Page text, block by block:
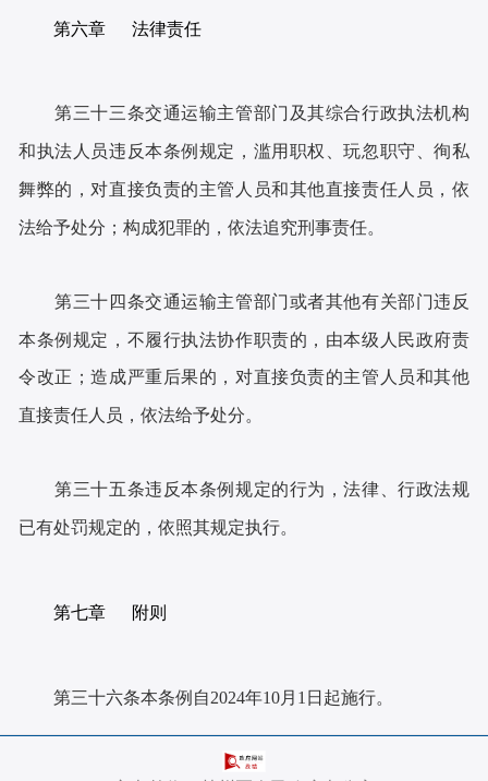
第六章 法律责任
第三十三条交通运输主管部门及其综合行政执法机构
和执法人员违反本条例规定，滥用职权、玩忽职守、徇私
舞弊的，对直接负责的主管人员和其他直接责任人员，依
法给予处分；构成犯罪的，依法追究刑事责任。
第三十四条交通运输主管部门或者其他有关部门违反
本条例规定，不履行执法协作职责的，由本级人民政府责
令改正；造成严重后果的，对直接负责的主管人员和其他
直接责任人员，依法给予处分。
第三十五条违反本条例规定的行为，法律、行政法规
已有处罚规定的，依照其规定执行。
第七章 附则
第三十六条本条例自2024年10月1日起施行。